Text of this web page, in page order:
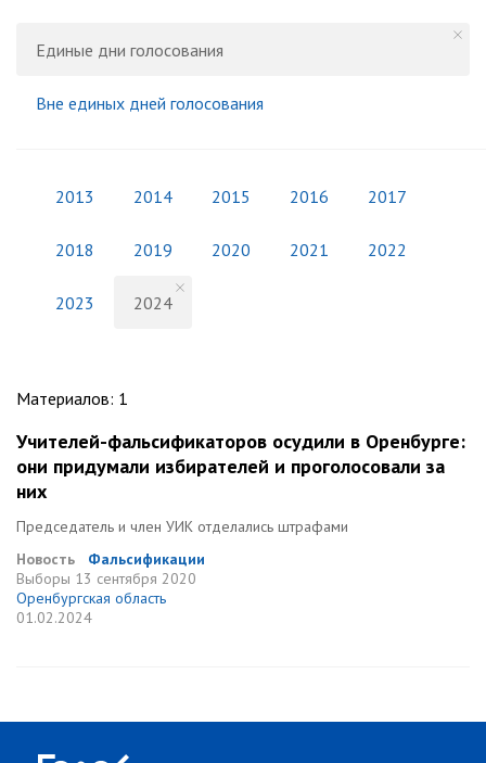
Единые дни голосования
Вне единых дней голосования
2013 2014 2015 2016 2017
2018 2019 2020 2021 2022
2023 2024
Материалов: 1
Учителей-фальсификаторов осудили в Оренбурге:
они придумали избирателей и проголосовали за
них
Председатель и член УИК отделались штрафами
Новость
Фальсификации
Выборы 13 сентября 2020
Оренбургская область
01.02.2024